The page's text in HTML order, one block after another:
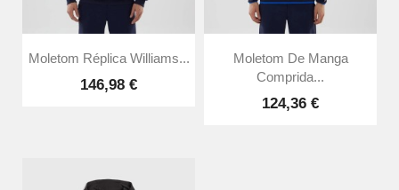
Moletom Réplica Williams...
146,98 €
Moletom De Manga
Comprida...
124,36 €